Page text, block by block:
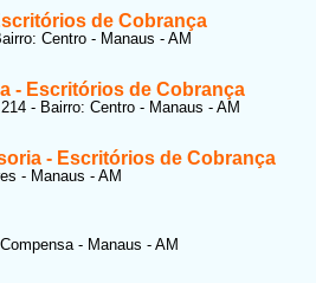
de Cobrança
Centro - Manaus - AM
- Escritórios de Cobrança
- Bairro: Centro - Manaus - AM
- Escritórios de Cobrança
- Manaus - AM
- Manaus - AM